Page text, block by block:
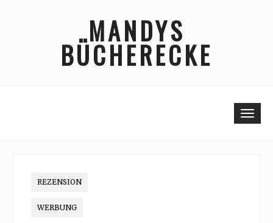
MANDYS
BÜCHERECKE
REZENSION
WERBUNG